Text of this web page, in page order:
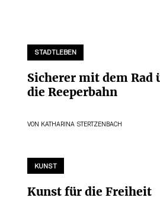
STADTLEBEN
Sicherer mit dem Rad
die Reeperbahn
VON KATHARINA STERTZENBACH
KUNST
Kunst für die Freiheit